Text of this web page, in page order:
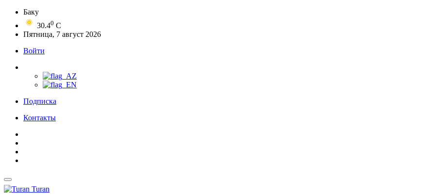
Баку
30.40 C
Пятница, 7 август 2026
Войти
Подписка
Контакты
Turan